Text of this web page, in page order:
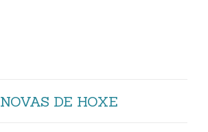
NOVAS DE HOXE